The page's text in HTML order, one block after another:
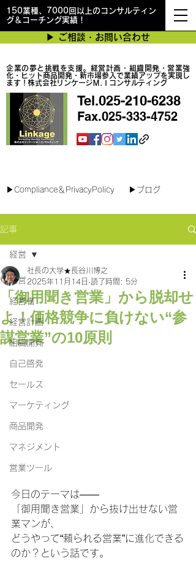
150業種、7000回以上のコンサルティン
グ＆コーチング実績！
企業の夢と挑戦を支援。経営計画・組織開発・営業強
化・ヒット商品開発・新市場参入で業績アップを実現し
ます！株式会社リンケージＭ.Ｉコンサルティング
▶︎ ご相談・お問い合わせ
Tel.025-210-6238
Fax.025-333-4752
▶︎Compliance＆PrivacyPolicy ▶︎ブログ
記事
経営
経営者
経営計画
組織開発
自己啓発
セールス
マーケティング
商品開発
マネジメント
営業ツール
経営
「御用聞き営業」から脱却せ
よ！価格競争に負けない“参
謀営業”の10原則
社長の大学★長谷川博之
2025年11月14日 読了時間: 5分
今日のテーマは――
「御用聞き営業」から抜け出せない営
業マンが、
どうやって“頼られる営業”に進化できる
のか？という話です。